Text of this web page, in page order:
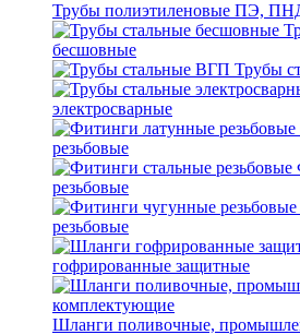
Трубы полиэтиленовые ПЭ,
бесшовные
Трубы
электросварные
резьбовые
резьбовые
резьбовые
гофрированные защитные
Шланги поливочные,